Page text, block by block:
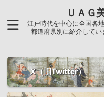
ＵＡＧ
江戸時代を中心に全国各
都道府県別に紹介して
X（旧Twitter）